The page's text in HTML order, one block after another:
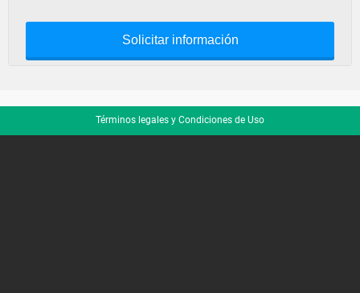
Solicitar información
Términos legales y Condiciones de Uso